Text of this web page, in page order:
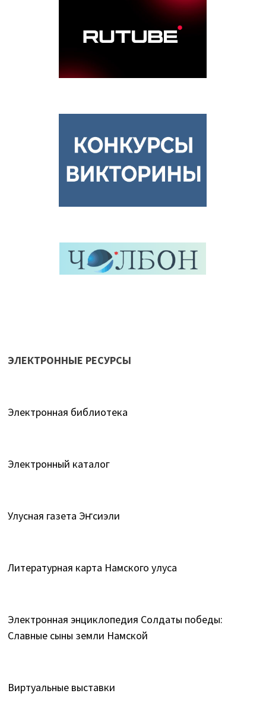
ЭЛЕКТРОННЫЕ РЕСУРСЫ
Электронная библиотека
Электронный каталог
Улусная газета Эҥсиэли
Литературная карта Намского улуса
Электронная энциклопедия Солдаты победы:
Славные сыны земли Намской
Виртуальные выставки